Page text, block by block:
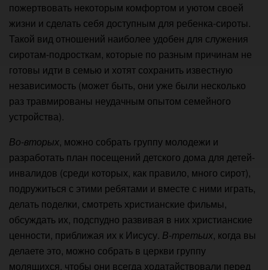
пожертвовать некоторым комфортом и уютом своей
жизни и сделать себя доступным для ребенка-сироты.
Такой вид отношений наиболее удобен для служения
сиротам-подросткам, которые по разным причинам не
готовы идти в семью и хотят сохранить известную
независимость (может быть, они уже были несколько
раз травмированы неудачным опытом семейного
устройства).
Во-вторых, можно собрать группу молодежи и
разработать план посещений детского дома для детей-
инвалидов (среди которых, как правило, много сирот),
подружиться с этими ребятами и вместе с ними играть,
делать поделки, смотреть христианские фильмы,
обсуждать их, подспудно развивая в них христианские
ценности, приближая их к Иисусу. В-третьих, когда вы
делаете это, можно собрать в церкви группу
молящихся, чтобы они всегда ходатайствовали перед